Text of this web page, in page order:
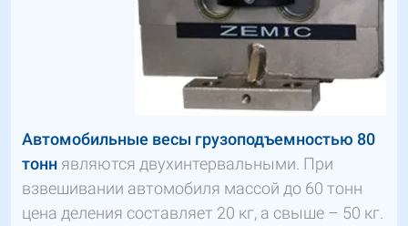
Автомобильные весы грузоподъемностью 80
тонн являются двухинтервальными. При
взвешивании автомобиля массой до 60 тонн
цена деления составляет 20 кг, а свыше – 50 кг.